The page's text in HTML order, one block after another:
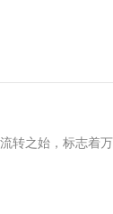
转之始，标志着